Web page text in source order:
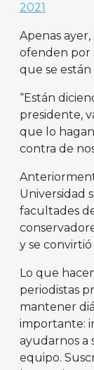
2021
Apenas
ofenden por
que se están
“Están
presidente,
que lo
contra de
Universidad
facultades
y se
Lo que
periodistas
mantener
importante:
ayudarnos a
equipo.